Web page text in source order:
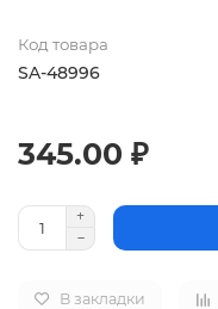
Код товара
SA-48996
345.00 ₽
В закладки